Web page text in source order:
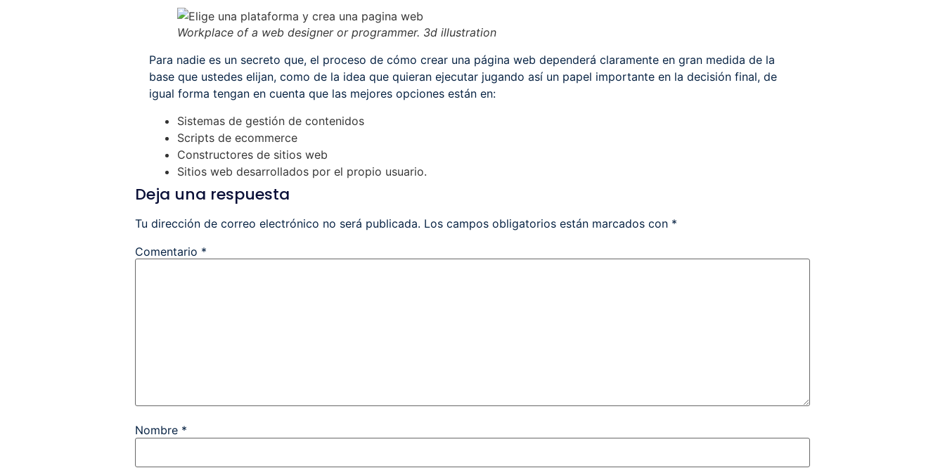
Workplace of a web designer or programmer. 3d illustration
Para nadie es un secreto que, el proceso de cómo crear una página web dependerá claramente en gran medida de la
base que ustedes elijan, como de la idea que quieran ejecutar jugando así un papel importante en la decisión final, de
igual forma tengan en cuenta que las mejores opciones están en:
Sistemas de gestión de contenidos
Scripts de ecommerce
Constructores de sitios web
Sitios web desarrollados por el propio usuario.
Deja una respuesta
Tu dirección de correo electrónico no será publicada. Los campos obligatorios están marcados con *
Comentario *
Nombre *